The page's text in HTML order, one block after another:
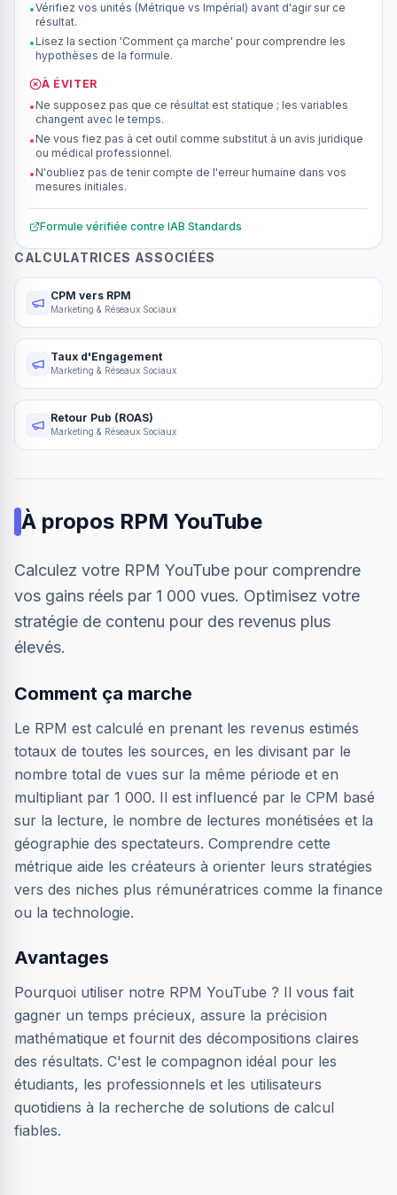
•Vérifiez vos unités (Métrique vs Impérial) avant d'agir sur ce
résultat.
• Lisez la section 'Comment ça marche' pour comprendre les
hypothèses de la formule.
À ÉVITER
• Ne supposez pas que ce résultat est statique ; les variables
changent avec le temps.
• Ne vous fiez pas à cet outil comme substitut à un avis juridique
ou médical professionnel.
• N'oubliez pas de tenir compte de l'erreur humaine dans vos
mesures initiales.
Formule vérifiée contre IAB Standards
CALCULATRICES ASSOCIÉES
CPM vers RPM
Marketing & Réseaux Sociaux
Taux d'Engagement
Marketing & Réseaux Sociaux
Retour Pub (ROAS)
Marketing & Réseaux Sociaux
À propos RPM YouTube
Calculez votre RPM YouTube pour comprendre
vos gains réels par 1 000 vues. Optimisez votre
stratégie de contenu pour des revenus plus
élevés.
Comment ça marche
Le RPM est calculé en prenant les revenus estimés
totaux de toutes les sources, en les divisant par le
nombre total de vues sur la même période et en
multipliant par 1 000. Il est influencé par le CPM basé
sur la lecture, le nombre de lectures monétisées et la
géographie des spectateurs. Comprendre cette
métrique aide les créateurs à orienter leurs stratégies
vers des niches plus rémunératrices comme la finance
ou la technologie.
Avantages
Pourquoi utiliser notre RPM YouTube ? Il vous fait
gagner un temps précieux, assure la précision
mathématique et fournit des décompositions claires
des résultats. C'est le compagnon idéal pour les
étudiants, les professionnels et les utilisateurs
quotidiens à la recherche de solutions de calcul
fiables.